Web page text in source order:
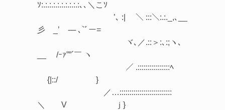
ｿ:.:.:.:.:.:.:.:.:.:､､＼こｿ
’､ :| ＼ :::＼:.:._,､__
彡 _’ -─ ､`ﾞー=
ヾ､／.::＞:､:;ヽ､
__ /ｰｧ””´￣ ヽ
／ .::::::::::::::::ﾍ￣
{|::/ }
／…::::::::::::::::::::::::::
＼ V ｊ}